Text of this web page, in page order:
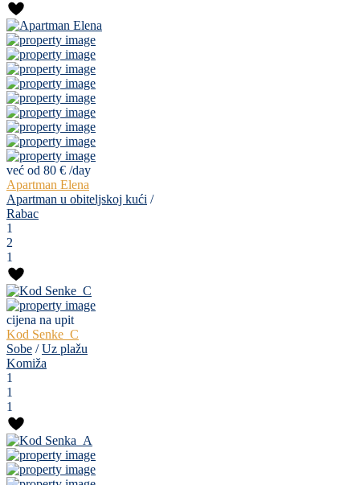
već od 80 € /day
Apartman Elena
Apartman u obiteljskoj kući /
Rabac
1
2
1
cijena na upit
Kod Senke_C
Sobe /Uz plažu
Komiža
1
1
1